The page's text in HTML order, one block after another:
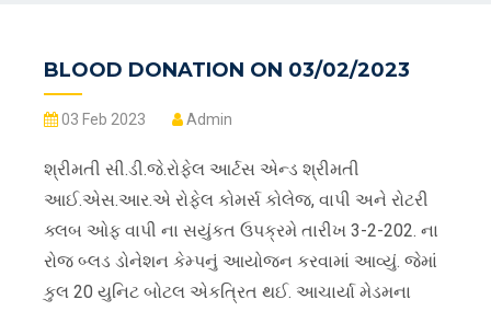
BLOOD DONATION ON 03/02/2023
03 Feb 2023 Admin
શ્રીમતી સી.ડી.જે.રોફેલ આર્ટસ એન્ડ શ્રીમતી
આઈ.એસ.આર.એ રોફેલ કોમર્સ કોલેજ, વાપી અને રોટરી
ક્લબ ઓફ વાપી ના સયુંકત ઉપક્રમે તારીખ 3-2-202. ના
રોજ બ્લડ ડોનેશન કેમ્પનું આયોજન કરવામાં આવ્યું. જેમાં
કુલ 20 યુનિટ બોટલ એકત્રિત થઈ. આચાર્યા મેડમના